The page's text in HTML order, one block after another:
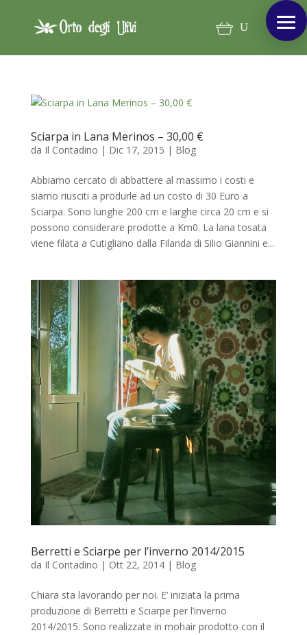
Sciarpa in Lana Merinos – 30,00 €
da Il Contadino | Dic 17, 2015 | Blog
Abbiamo cercato di abbattere al massimo i costi e
siamo riusciti a produrle ad un costo di 30 Euro a
Sciarpa. Sono lunghe 200 cm e larghe circa 20 cm e si
possono considerare prodotte a Km0. La lana tosata
viene filata a Cutigliano dalla Filanda di Silio Giannini e...
Berretti e Sciarpe per l’inverno 2014/2015
da Il Contadino | Ott 22, 2014| Blog
Chiara sta lavorando per noi. E’ iniziata la prima
produzione di Berretti e Sciarpe per l’inverno
2014/2015. Sono realizzate in mohair prodotto con il